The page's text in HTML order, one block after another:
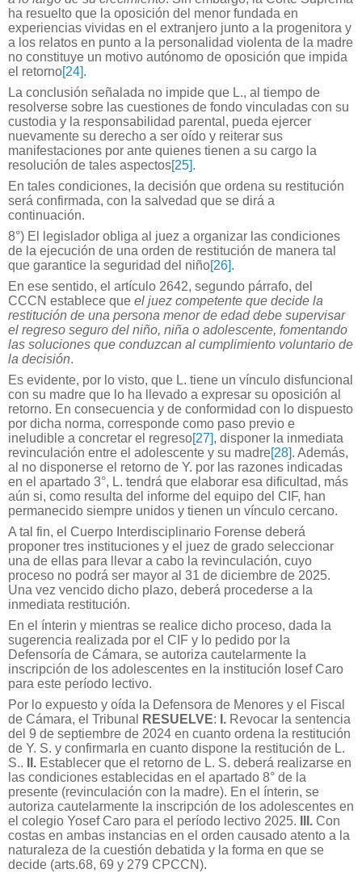
ha resuelto que la oposición del menor fundada en
experiencias vividas en el extranjero junto a la progenitora y
a los relatos en punto a la personalidad violenta de la madre
no constituye un motivo autónomo de oposición que impida
el retorno[24].
La conclusión señalada no impide que L., al tiempo de
resolverse sobre las cuestiones de fondo vinculadas con su
custodia y la responsabilidad parental, pueda ejercer
nuevamente su derecho a ser oído y reiterar sus
manifestaciones por ante quienes tienen a su cargo la
resolución de tales aspectos[25].
En tales condiciones, la decisión que ordena su restitución
será confirmada, con la salvedad que se dirá a
continuación.
8°) El legislador obliga al juez a organizar las condiciones
de la ejecución de una orden de restitución de manera tal
que garantice la seguridad del niño[26].
En ese sentido, el artículo 2642, segundo párrafo, del
CCCN establece que el juez competente que decide la
restitución de una persona menor de edad debe supervisar
el regreso seguro del niño, niña o adolescente, fomentando
las soluciones que conduzcan al cumplimiento voluntario de
la decisión.
Es evidente, por lo visto, que L. tiene un vínculo disfuncional
con su madre que lo ha llevado a expresar su oposición al
retorno. En consecuencia y de conformidad con lo dispuesto
por dicha norma, corresponde como paso previo e
ineludible a concretar el regreso[27], disponer la inmediata
revinculación entre el adolescente y su madre[28]. Además,
al no disponerse el retorno de Y. por las razones indicadas
en el apartado 3°, L. tendrá que elaborar esa dificultad, más
aún si, como resulta del informe del equipo del CIF, han
permanecido siempre unidos y tienen un vínculo cercano.
A tal fin, el Cuerpo Interdisciplinario Forense deberá
proponer tres instituciones y el juez de grado seleccionar
una de ellas para llevar a cabo la revinculación, cuyo
proceso no podrá ser mayor al 31 de diciembre de 2025.
Una vez vencido dicho plazo, deberá procederse a la
inmediata restitución.
En el ínterin y mientras se realice dicho proceso, dada la
sugerencia realizada por el CIF y lo pedido por la
Defensoría de Cámara, se autoriza cautelarmente la
inscripción de los adolescentes en la institución Iosef Caro
para este período lectivo.
Por lo expuesto y oída la Defensora de Menores y el Fiscal
de Cámara, el Tribunal
RESUELVE: I. Revocar la sentencia
del 9 de septiembre de 2024 en cuanto ordena la restitución
de Y. S. y confirmarla en cuanto dispone la restitución de L.
S..
II. Establecer que el retorno de L. S. deberá realizarse en
las condiciones establecidas en el apartado 8° de la
presente (revinculación con la madre). En el ínterin, se
autoriza cautelarmente la inscripción de los adolescentes en
el colegio Yosef Caro para el período lectivo 2025.
III. Con
costas en ambas instancias en el orden causado atento a la
naturaleza de la cuestión debatida y la forma en que se
decide (arts.68, 69 y 279 CPCCN).